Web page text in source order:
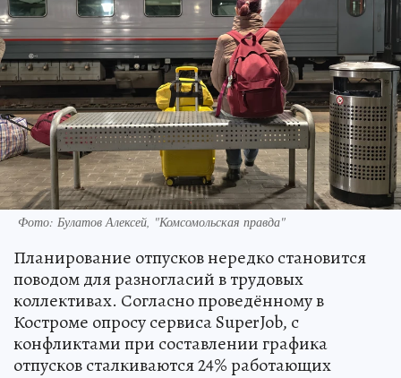
Фото: Булатов Алексей, "Комсомольская правда"
Планирование отпусков нередко становится
поводом для разногласий в трудовых
коллективах. Согласно проведённому в
Костроме опросу сервиса SuperJob, с
конфликтами при составлении графика
отпусков сталкиваются 24% работающих